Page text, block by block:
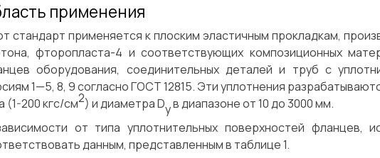
применения
стандарт применяется к плоским эластичным прокладкам,
фторопласта-4 и соответствующих композиционных
оборудования, соединительных деталей и труб с
1—5, 8, 9 согласно ГОСТ 12815. Эти уплотнения
(1-200 кгс/см2) и диаметра Dyв диапазоне от 10 до 3000 мм.
от типа уплотнительных поверхностей фланцев,
данным, представленным в таблице 1.